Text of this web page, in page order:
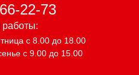
22-73
с 8.00 до 18.00
с 9.00 до 15.00